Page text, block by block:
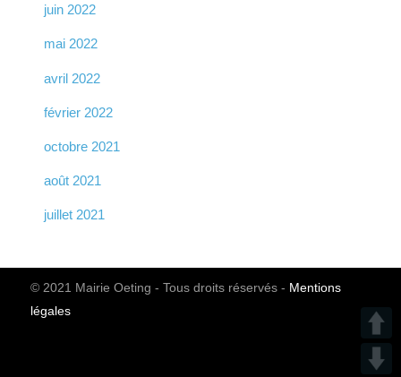
juin 2022
mai 2022
avril 2022
février 2022
octobre 2021
août 2021
juillet 2021
© 2021 Mairie Oeting - Tous droits réservés - Mentions
légales